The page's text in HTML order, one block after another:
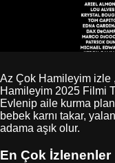
Az Çok Hamileyim izle
Hamileyim 2025 Filmi
Evlenip aile kurma
bebek karnı takar,
adama aşık olur.
En Çok İzlenenler